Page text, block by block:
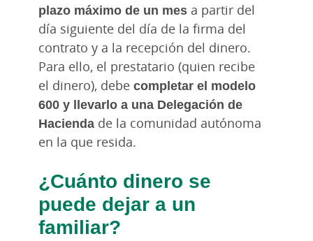
plazo máximo de un mes a partir del
día siguiente del día de la firma del
contrato y a la recepción del dinero.
Para ello, el prestatario (quien recibe
el dinero), debe completar el modelo
600 y llevarlo a una Delegación de
Hacienda de la comunidad autónoma
en la que resida.
¿Cuánto dinero se
puede dejar a un
familiar?